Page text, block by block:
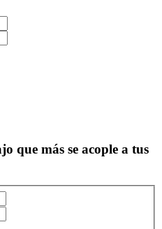
que más se acople a tus